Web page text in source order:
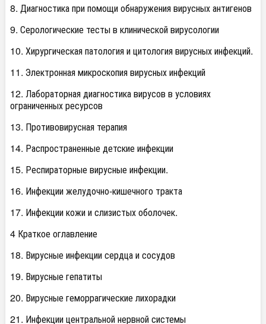
8. Диагностика при помощи обнаружения вирусных антигенов
9. Серологические тесты в клинической вирусологии
10. Хирургическая патология и цитология вирусных инфекций.
11. Электронная микроскопия вирусных инфекций
12. Лабораторная диагностика вирусов в условиях
ограниченных ресурсов
13. Противовирусная терапия
14. Распространенные детские инфекции
15. Респираторные вирусные инфекции.
16. Инфекции желудочно-кишечного тракта
17. Инфекции кожи и слизистых оболочек.
4 Краткое оглавление
18. Вирусные инфекции сердца и сосудов
19. Вирусные гепатиты
20. Вирусные геморрагические лихорадки
21. Инфекции центральной нервной системы